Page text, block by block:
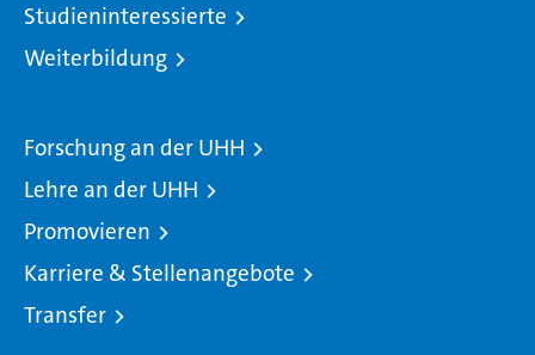
Studieninteressierte
Weiterbildung
Forschung an der UHH
Lehre an der UHH
Promovieren
Karriere & Stellenangebote
Transfer